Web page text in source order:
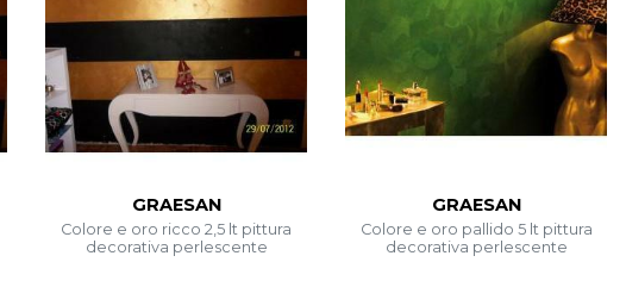
GRAESAN
Colore e oro ricco 2,5 lt pittura
decorativa perlescente
GRAESAN
Colore e oro pallido 5 lt pittura
decorativa perlescente